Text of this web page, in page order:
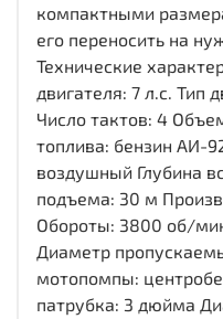
компактными
его переносить на
Технические
двигателя: 7 л.с. Тип
Число тактов: 4
топлива: бензин АИ-
воздушный Глубина
подъема: 30 м
Обороты: 3800 об/
Диаметр
мотопомпы:
патрубка: 3 дюйма